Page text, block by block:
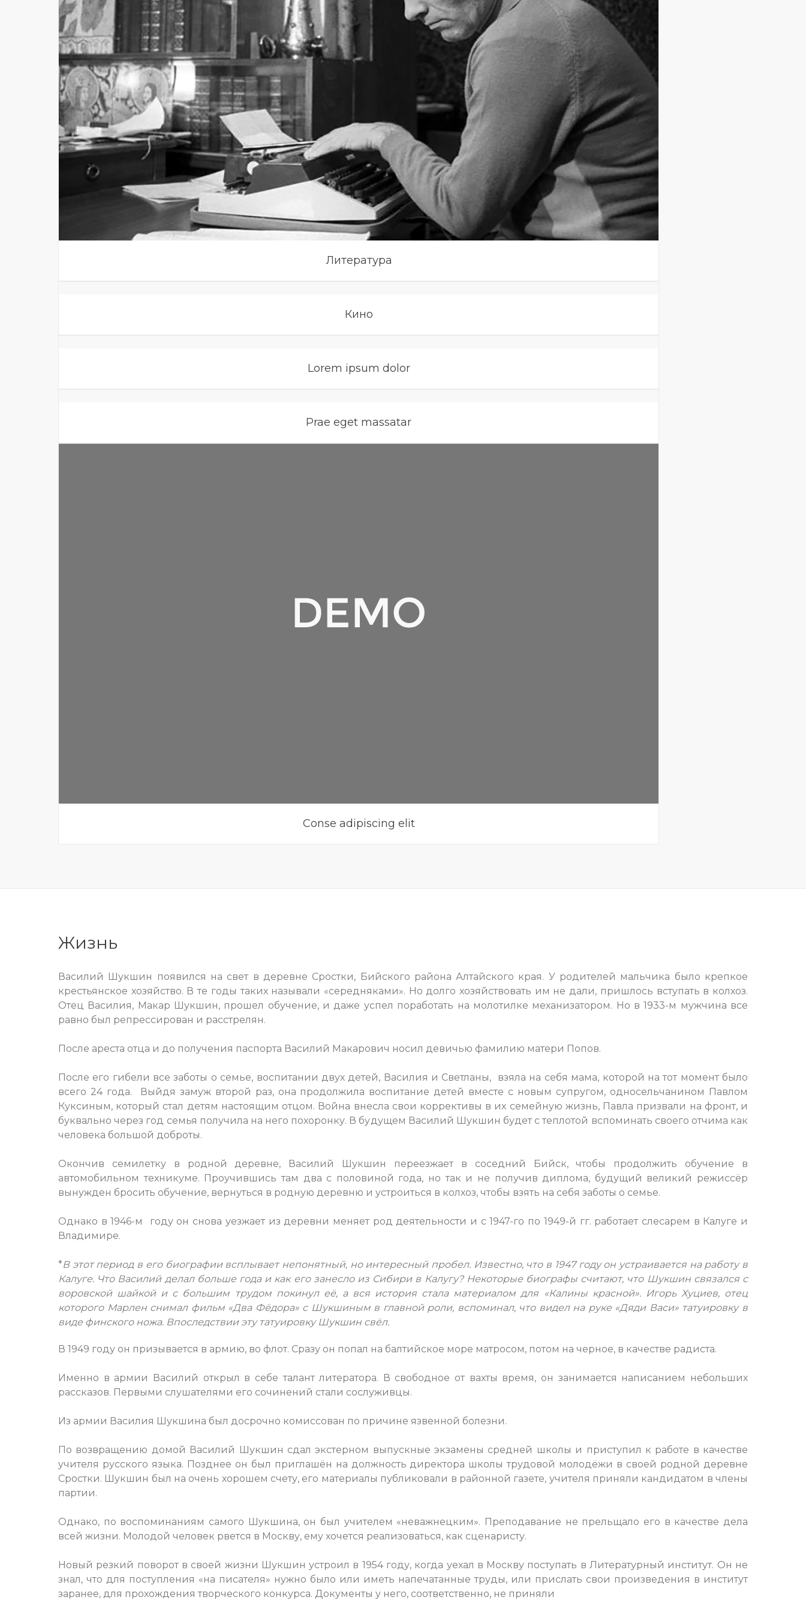
Литература
Кино
Lorem ipsum dolor
Prae eget massatar
Conse adipiscing elit
Жизнь
Василий Шукшин появился на свет в деревне Сростки, Бийского района Алтайского края. У родителей мальчика было крепкое
крестьянское хозяйство. В те годы таких называли «середняками». Но долго хозяйствовать им не дали, пришлось вступать в колхоз.
Отец Василия, Макар Шукшин, прошел обучение, и даже успел поработать на молотилке механизатором. Но в 1933-м мужчина все
равно был репрессирован и расстрелян.
После ареста отца и до получения паспорта Василий Макарович носил девичью фамилию матери Попов.
После его гибели все заботы о семье, воспитании двух детей, Василия и Светланы, взяла на себя мама, которой на тот момент было
всего 24 года. Выйдя замуж второй раз, она продолжила воспитание детей вместе с новым супругом, односельчанином Павлом
Куксиным, который стал детям настоящим отцом. Война внесла свои коррективы в их семейную жизнь, Павла призвали на фронт, и
буквально через год семья получила на него похоронку. В будущем Василий Шукшин будет с теплотой вспоминать своего отчима как
человека большой доброты.
Окончив семилетку в родной деревне, Василий Шукшин переезжает в соседний Бийск, чтобы продолжить обучение в
автомобильном техникуме. Проучившись там два с половиной года, но так и не получив диплома, будущий великий режиссёр
вынужден бросить обучение, вернуться в родную деревню и устроиться в колхоз, чтобы взять на себя заботы о семье.
Однако в 1946-м году он снова уезжает из деревни меняет род деятельности и с 1947-го по 1949-й гг. работает слесарем в Калуге и
Владимире.
*В этот период в его биографии всплывает непонятный, но интересный пробел. Известно, что в 1947 году он устраивается на работу в
Калуге. Что Василий делал больше года и как его занесло из Сибири в Калугу? Некоторые биографы считают, что Шукшин связался с
воровской шайкой и с большим трудом покинул её, а вся история стала материалом для «Калины красной». Игорь Хуциев, отец
которого Марлен снимал фильм «Два Фёдора» с Шукшиным в главной роли, вспоминал, что видел на руке «Дяди Васи» татуировку в
виде финского ножа. Впоследствии эту татуировку Шукшин свёл.
В 1949 году он призывается в армию, во флот. Сразу он попал на балтийское море матросом, потом на черное, в качестве радиста.
Именно в армии Василий открыл в себе талант литератора. В свободное от вахты время, он занимается написанием небольших
рассказов. Первыми слушателями его сочинений стали сослуживцы.
Из армии Василия Шукшина был досрочно комисcован по причине язвенной болезни.
По возвращению домой Василий Шукшин сдал экстерном выпускные экзамены средней школы и приступил к работе в качестве
учителя русского языка. Позднее он был приглашён на должность директора школы трудовой молодёжи в своей родной деревне
Сростки. Шукшин был на очень хорошем счету, его материалы публиковали в районной газете, учителя приняли кандидатом в члены
партии.
Однако, по воспоминаниям самого Шукшина, он был учителем «неважнецким». Преподавание не прельщало его в качестве дела
всей жизни. Молодой человек рвется в Москву, ему хочется реализоваться, как сценаристу.
Новый резкий поворот в своей жизни Шукшин устроил в 1954 году, когда уехал в Москву поступать в Литературный институт. Он не
знал, что для поступления «на писателя» нужно было или иметь напечатанные труды, или прислать свои произведения в институт
заранее, для прохождения творческого конкурса. Документы у него, соответственно, не приняли